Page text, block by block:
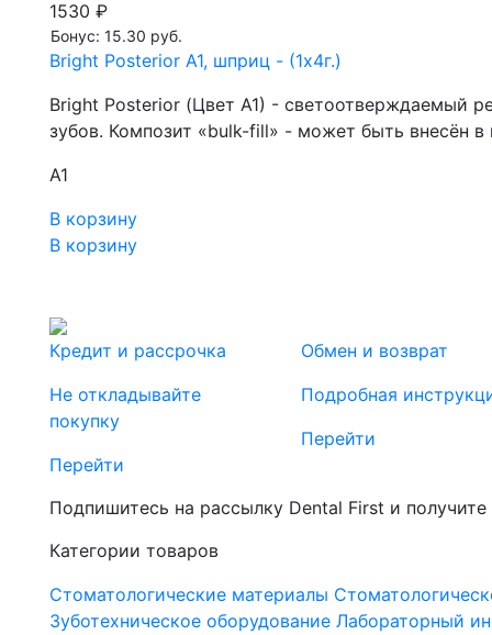
1530 ₽
Бонус: 15.30 руб.
Bright Posterior А1, шприц - (1х4г.)
Bright Posterior (Цвет A1) - светоотверждаемый
зубов. Композит «bulk-fill» - может быть внесён
A1
В корзину
В корзину
Кредит и рассрочка
Не откладывайте
покупку
Перейти
Обмен и возврат
Подробная
Перейти
Подпишитесь на рассылку Dental First и
Категории товаров
Стоматологические материалы
Зуботехническое оборудование Лабораторный